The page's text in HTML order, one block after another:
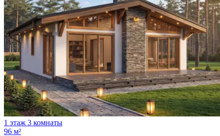
1 этаж 3 комнаты
96 м²